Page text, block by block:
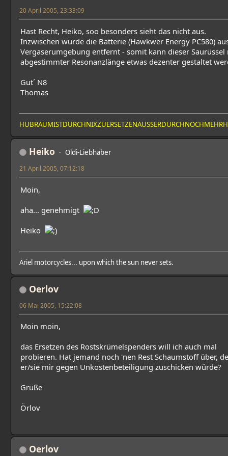
20 April 2005, 23:33:09
Hast Recht, Heiko, soo besonders sieht das nicht aus.
Inzwischen wurde die Batterie (Hawkwer Energy PC580)
Vergaserumgebung entfernt - somit kann dieser Saurüssel
abgestimmter Resonanzlänge etwas dezenter gestaltet
Gut´ N8
Thomas
Heiko Oldi-Liebhaber
21 April 2005, 07:12:18
Moin,
aha... genehmigt
Heiko
Ariel motorcycles... upon which the sun never sets.
Oerlov
06 Mai 2005, 15:22:08
Moin moin,
das Ersetzen des Rostskrümelspenders will ich auch mal
probieren. Hat jemand noch 'nen Rest Schaumstoff über,
er/sie mir gegen Unkostenbeteiligung zuschicken würde?
Grüße
Örlov
Oerlov